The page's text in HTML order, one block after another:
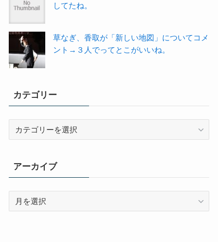
してたね。
草なぎ、香取が「新しい地図」についてコメ
ント→３人でってとこがいいね。
カテゴリー
リ
ー
アーカイブ